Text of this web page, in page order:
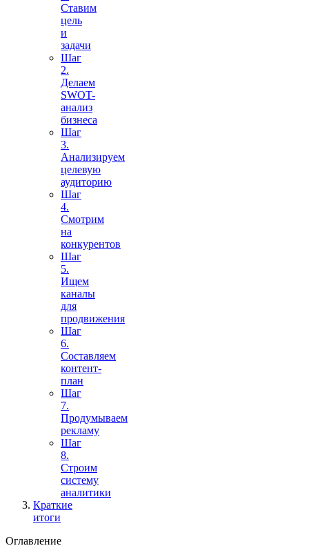
Ставим
цель
и
задачи
Шаг
2.
Делаем
SWOT-
анализ
бизнеса
Шаг
3.
Анализируем
целевую
аудиторию
Шаг
4.
Смотрим
на
конкурентов
Шаг
5.
Ищем
каналы
для
продвижения
Шаг
6.
Составляем
контент-
план
Шаг
7.
Продумываем
рекламу
Шаг
8.
Строим
систему
аналитики
Краткие
итоги
Оглавление